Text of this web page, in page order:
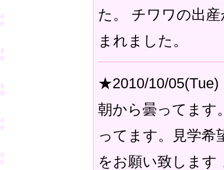
た。 チワワの出
まれました。
★2010/10/05(Tue)
朝から曇ってます
ってます。見学
をお願い致します